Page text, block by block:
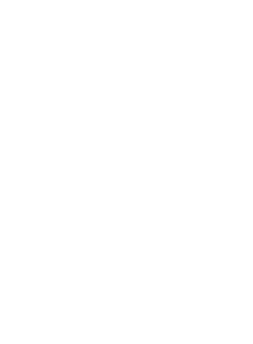
de semences et mélanges multi